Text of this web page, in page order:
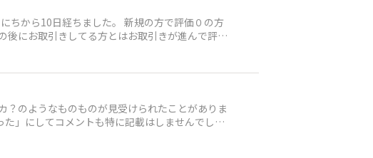
ちから10日経ちました。 新規の方で評価０の方
後にお取引きしてる方とはお取引きが進んで評価
」にしてコメントも特に記載はしませんでし